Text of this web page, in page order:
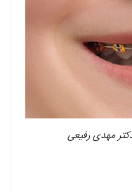
مهدی رفیعی